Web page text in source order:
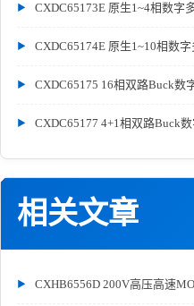
CXDC65173E 原生1~4相数字
CXDC65174E 原生1~10相数
CXDC65175 16相双路Buck数
CXDC65177 4+1相双路Buck
相关文章
CXHB6556D 200V高压高速